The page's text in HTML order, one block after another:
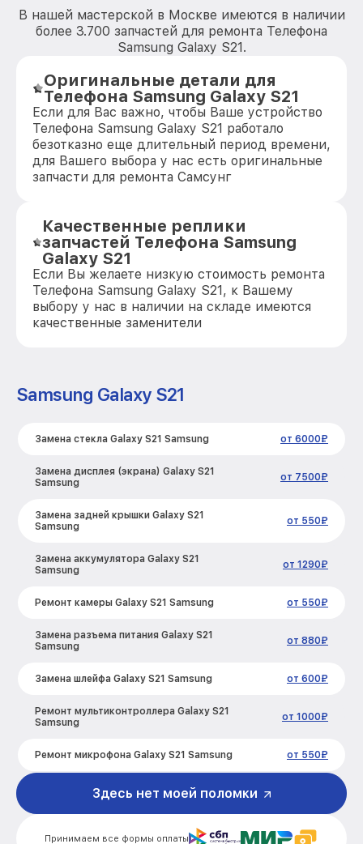
В нашей мастерской в Москве имеются в наличии
более 3.700 запчастей для ремонта Телефона
Samsung Galaxy S21.
Оригинальные детали для
Телефона Samsung Galaxy S21
Если для Вас важно, чтобы Ваше устройство
Телефона Samsung Galaxy S21 работало
безотказно еще длительный период времени,
для Вашего выбора у нас есть оригинальные
запчасти для ремонта Самсунг
Качественные реплики
запчастей Телефона Samsung
Galaxy S21
Если Вы желаете низкую стоимость ремонта
Телефона Samsung Galaxy S21, к Вашему
выбору у нас в наличии на складе имеются
качественные заменители
Samsung Galaxy S21
Замена стекла Galaxy S21 Samsung от 6000₽
Замена дисплея (экрана) Galaxy S21
Samsung
от 7500₽
Замена задней крышки Galaxy S21
Samsung
от 550₽
Замена аккумулятора Galaxy S21
Samsung
от 1290₽
Ремонт камеры Galaxy S21 Samsung от 550₽
Замена разъема питания Galaxy S21
Samsung
от 880₽
Замена шлейфа Galaxy S21 Samsung от 600₽
Ремонт мультиконтроллера Galaxy S21
Samsung
от 1000₽
Ремонт микрофона Galaxy S21 Samsung от 550₽
Ремонт корпусных элементов Galaxy S21
Ремонт сим лотка Galaxy S21 Samsung от 600₽
Принимаем все формы оплаты
Здесь нет моей поломки